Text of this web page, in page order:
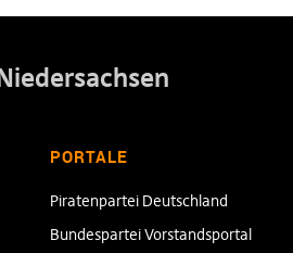
PORTALE
Piratenpartei Deutschland
Bundespartei Vorstandsportal